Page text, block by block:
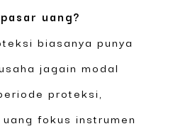
uang?
biasanya punya
jagain modal
proteksi,
fokus instrumen